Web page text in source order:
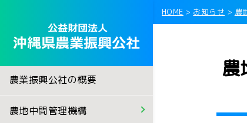
農業振興公社の概要
農地中間管理機構
農地中間管理機構
農業担い手の育成
HOME > お知らせ > 農
農